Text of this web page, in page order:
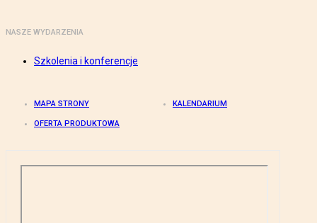
NASZE WYDARZENIA
Szkolenia i konferencje
MAPA STRONY KALENDARIUM
OFERTA PRODUKTOWA